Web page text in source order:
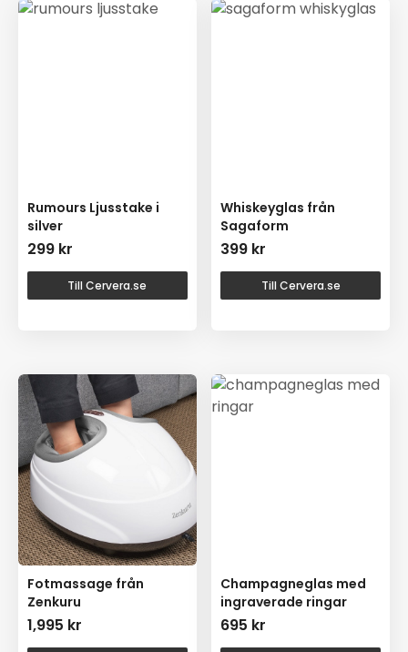
Rumours Ljusstake i
silver
299 kr
Till Cervera.se
Whiskeyglas från
Sagaform
399 kr
Till Cervera.se
Fotmassage från
Zenkuru
1,995 kr
Champagneglas med
ingraverade ringar
695 kr